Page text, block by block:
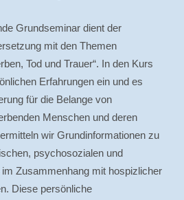
Grundseminar dient der
mit den Themen
Tod und Trauer“. In den Kurs
Erfahrungen ein und es
für die Belange von
Menschen und deren
wir Grundinformationen zu
psychosozialen und
Zusammenhang mit hospizlicher
Diese persönliche